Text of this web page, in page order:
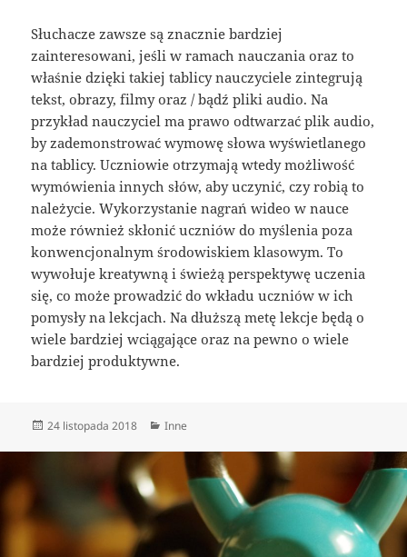
Słuchacze zawsze są znacznie bardziej
zainteresowani, jeśli w ramach nauczania oraz to
właśnie dzięki takiej tablicy nauczyciele zintegrują
tekst, obrazy, filmy oraz / bądź pliki audio. Na
przykład nauczyciel ma prawo odtwarzać plik audio,
by zademonstrować wymowę słowa wyświetlanego
na tablicy. Uczniowie otrzymają wtedy możliwość
wymówienia innych słów, aby uczynić, czy robią to
należycie. Wykorzystanie nagrań wideo w nauce
może również skłonić uczniów do myślenia poza
konwencjonalnym środowiskiem klasowym. To
wywołuje kreatywną i świeżą perspektywę uczenia
się, co może prowadzić do wkładu uczniów w ich
pomysły na lekcjach. Na dłuższą metę lekcje będą o
wiele bardziej wciągające oraz na pewno o wiele
bardziej produktywne.
Data
24 listopada 2018 Kategorie
Inne